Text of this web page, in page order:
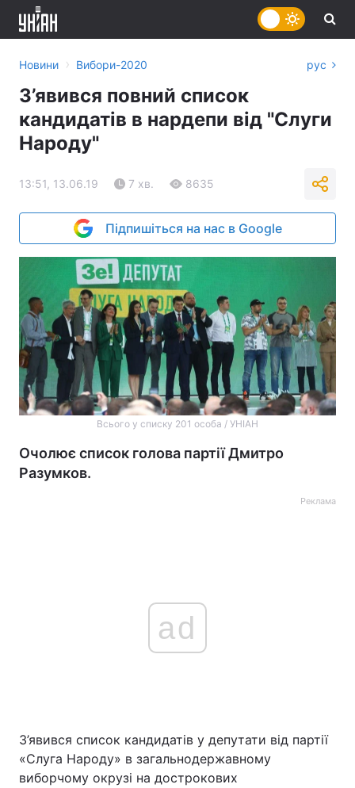
Головна Війна
Новини › Вибори-2020 рус
З’явився повний список
кандидатів в нардепи від "Слуги
Народу"
13:51, 13.06.19 7 хв. 8635
Підпишіться на нас в Google
Всього у списку 201 особа / УНІАН
Очолює список голова партії Дмитро
Разумков.
Реклама
ad
З’явився список кандидатів у депутати від партії
«Слуга Народу» в загальнодержавному
виборчому окрузі на дострокових